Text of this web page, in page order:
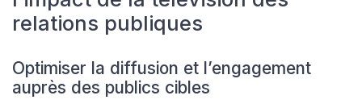
relations publiques
Optimiser la diffusion et l’engagement
auprès des publics cibles